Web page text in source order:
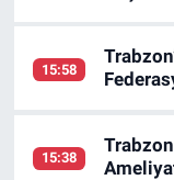
15:58
15:38